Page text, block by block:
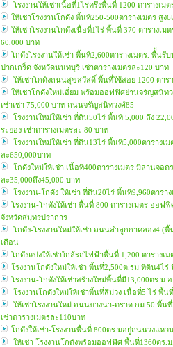
โรงงานให้เช่าเนื้อที่1ไร่ครึ่งพื้นที่ 1200 ตารางเ
ให้เช่าโรงงานโกดัง พื้นที่250-500ตารางเมตร สู
ให้เช่าโรงงานโกดังเนื้อที่1ไร่ พื้นที่ 370 ตาราง
60,000 บาท
โกดังโรงงานให้เช่า พื้นที่2,600ตารางเมตร. พื้้น
ปากเกร็ด จังหวัดนนทบุรี เช่าตารางเมตรละ120 บาท
ให้เช่าโกดังถนนสุขสวัสดิ์ พื้นที่ใช้สอย 1200 ตาร
ให้เช่าโกดังใหม่เอี่ยม พร้อมออฟฟิศย่านจรัญสนิ
เช่าเช่า 75,000 บาท ถนนจรัญสนิทวงศ์85
โรงงานใหม่ให้เช่า ที่ดิน50ไร่ พื้นที่ 5,000 ถึง
ระยอง เช่าตารางเมตรละ 80 บาท
โรงงานใหม่ให้เช่า ที่ดิน13ไร่ พื้นที่5,000ตาราง
ละ650,000บาท
โกดังใหม่ให้เช่า เนื้อที่400ตารางเมตร มีลานจอ
ละ35,000ถึง45,000 บาท
โรงงาน-โกดัง ให้เช่า ที่ดิน20ไร่ พื้นที่9,960ตาร
โรงงาน-โกดังให้เช่า พื้นที่ 800 ตารางเมตร ออ
จังหวัดสมุทรปราการ
โกดัง-โรงงานใหม่ให้เช่า ถนนลำลูกกาคลอง4 (
เดือน
โกดังแบ่งให้เช่าใกล้รถไฟฟ้าพื้นที่ 1,200 ตาราง
โรงงานโกดังใหม่ให้เช่า พื้นที่2,500ต.รม ที่ดิน4
โรงงาน-โกดังให้เช่าสร้างใหม่พื้นที่มี13,000ตร.ม
โรงงานโกดังใหม่ให้เช่าพื้นที่สีม่วง เนื้อที่5 ไร่ พื้
ให้เช่าโรงงานใหม่ ถนนบางนา-ตราด กม.50 พื้น
เช่าตารางเมตรละ110บาท
โกดังให้เช่า-โรงงานพื้นที่ 800ตร.มอยู่ถนนวงแหว
ให้เช่า โรงงานโกดังพร้อมออฟฟิศ พื้นที่1360ตร.